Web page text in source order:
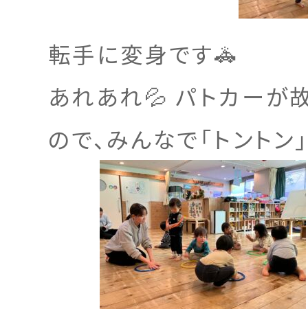
転手に変身です🚓
あれあれ💦 パトカーが
ので、みんなで「トント